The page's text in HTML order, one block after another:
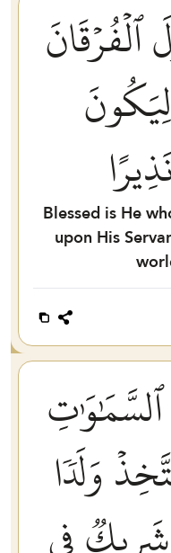
ٱلۡفُرۡقَانَ
Blessed is He
upon His
ٱلسَّمَٰوَٰتِ
وَلَدٗا
فِي